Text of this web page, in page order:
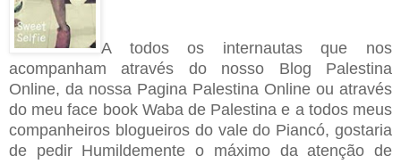
A todos os internautas que nos
acompanham através do nosso Blog Palestina
Online, da nossa Pagina Palestina Online ou através
do meu face book Waba de Palestina e a todos meus
companheiros blogueiros do vale do Piancó, gostaria
de pedir Humildemente o máximo da atenção de